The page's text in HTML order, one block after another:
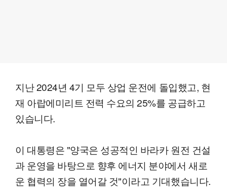
지난 2024년 4기 모두 상업 운전에 돌입했고, 현
재 아랍에미리트 전력 수요의 25%를 공급하고
있습니다.
이 대통령은 "양국은 성공적인 바라카 원전 건설
과 운영을 바탕으로 향후 에너지 분야에서 새로
운 협력의 장을 열어갈 것"이라고 기대했습니다.